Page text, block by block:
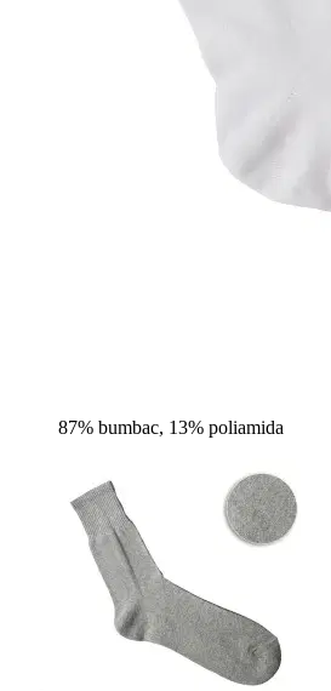
87% bumbac, 13% poliamida